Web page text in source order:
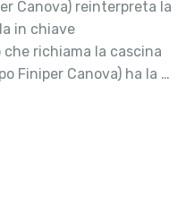
Canova) reinterpreta la
in chiave
richiama la cascina
Finiper Canova) ha la …